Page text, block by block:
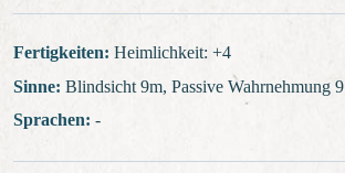
Fertigkeiten: Heimlichkeit: +4
Sinne: Blindsicht 9m, Passive Wahrnehmung 9
Sprachen: -